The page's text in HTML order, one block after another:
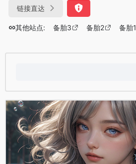
链接直达
其他站点: 备胎3 备胎2 备胎1